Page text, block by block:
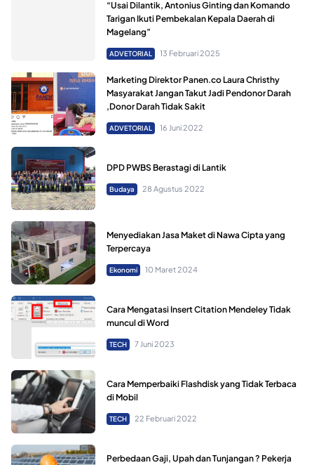
“Usai Dilantik, Antonius Ginting dan Komando
Tarigan Ikuti Pembekalan Kepala Daerah di
Magelang”
ADVETORIAL 13 Februari 2025
Marketing Direktor Panen.co Laura Christhy
Masyarakat Jangan Takut Jadi Pendonor Darah
,Donor Darah Tidak Sakit
ADVETORIAL 16 Juni 2022
DPD PWBS Berastagi di Lantik
Budaya 28 Agustus 2022
Menyediakan Jasa Maket di Nawa Cipta yang
Terpercaya
Ekonomi 10 Maret 2024
Cara Mengatasi Insert Citation Mendeley Tidak
muncul di Word
TECH 7 Juni 2023
Cara Memperbaiki Flashdisk yang Tidak Terbaca
di Mobil
TECH 22 Februari 2022
Perbedaan Gaji, Upah dan Tunjangan ? Pekerja